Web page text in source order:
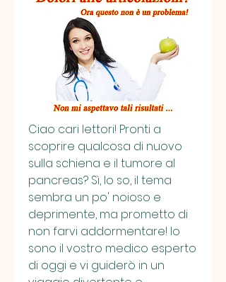
Ciao cari lettori! Pronti a
scoprire qualcosa di nuovo
sulla schiena e il tumore al
pancreas? Sì, lo so, il tema
sembra un po' noioso e
deprimente, ma prometto di
non farvi addormentare! Io
sono il vostro medico esperto
di oggi e vi guiderò in un